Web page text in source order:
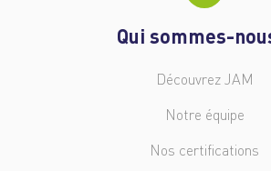
Qui sommes-
Découvrez JAM
Notre équipe
Nos certifications